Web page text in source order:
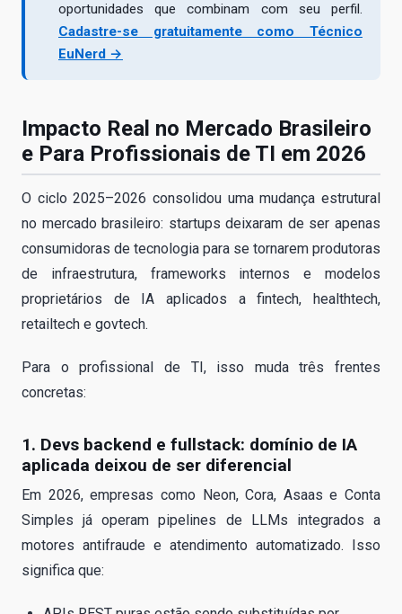
oportunidades que combinam com seu perfil.
Cadastre-se gratuitamente como Técnico
EuNerd →
Impacto Real no Mercado Brasileiro
e Para Profissionais de TI em 2026
O ciclo 2025–2026 consolidou uma mudança estrutural
no mercado brasileiro: startups deixaram de ser apenas
consumidoras de tecnologia para se tornarem produtoras
de infraestrutura, frameworks internos e modelos
proprietários de IA aplicados a fintech, healthtech,
retailtech e govtech.
Para o profissional de TI, isso muda três frentes
concretas:
1. Devs backend e fullstack: domínio de IA
aplicada deixou de ser diferencial
Em 2026, empresas como Neon, Cora, Asaas e Conta
Simples já operam pipelines de LLMs integrados a
motores antifraude e atendimento automatizado. Isso
significa que: